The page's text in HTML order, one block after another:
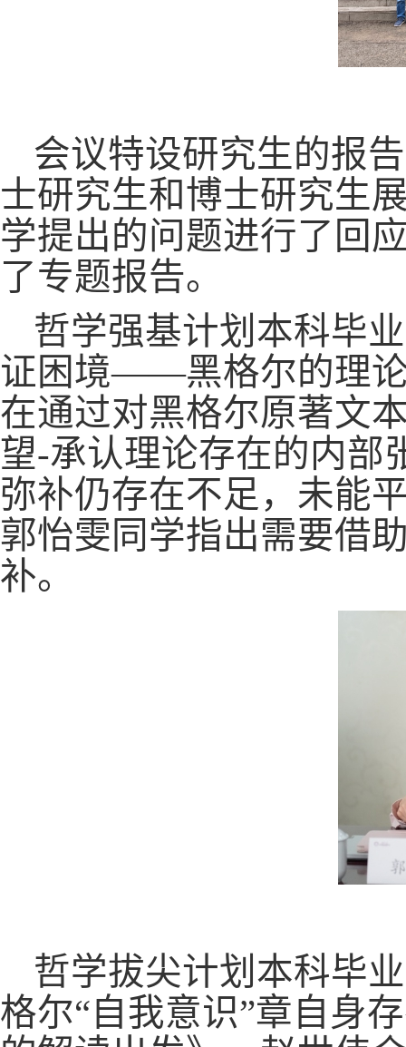
会议特设研究生的报
士研究生和博士研究生
学提出的问题进行了回
了专题报告。
哲学强基计划本科毕
证困境——黑格尔的理论
在通过对黑格尔原著文
望-承认理论存在的内部
弥补仍存在不足，未能
郭怡雯同学指出需要借
补。
哲学拔尖计划本科毕
格尔“自我意识”章自身